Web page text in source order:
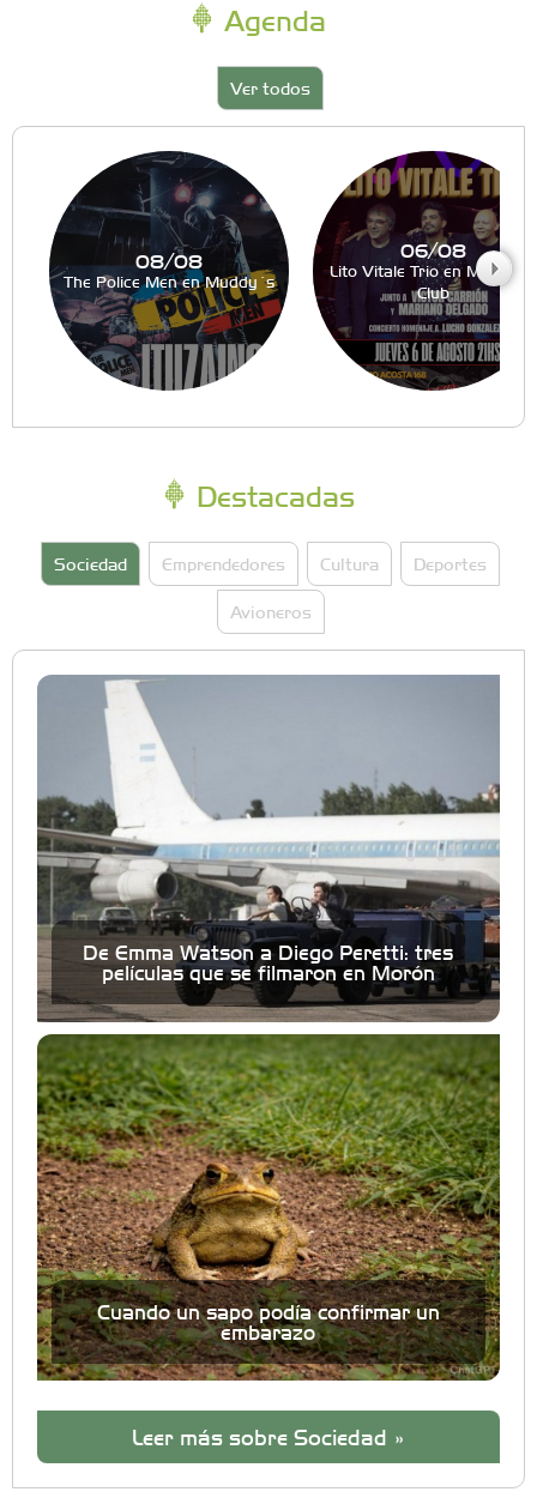
Agenda
Ver todos
08/08
The Police Men en Muddy´s
06/08
Lito Vitale Trio en Muddy´s
Club
Destacadas
Sociedad Emprendedores Cultura Deportes
Avioneros
De Emma Watson a Diego Peretti: tres
películas que se filmaron en Morón
Cuando un sapo podía confirmar un
embarazo
Leer más sobre Sociedad »